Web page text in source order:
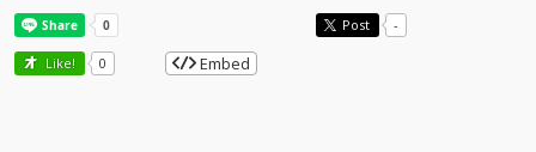
Post -
Like! 0 Embed